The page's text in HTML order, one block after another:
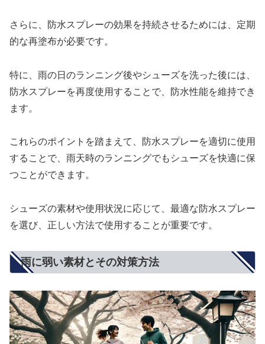
さらに、防水スプレーの効果を持続させるためには、定期
的な再塗布が必要です。
特に、雨の日のランニング後やシューズを洗った後には、
防水スプレーを再度使用することで、防水性能を維持でき
ます。
これらのポイントを踏まえて、防水スプレーを適切に使用
することで、雨天時のランニングでもシューズを快適に保
つことができます。
シューズの素材や使用状況に応じて、最適な防水スプレー
を選び、正しい方法で使用することが重要です。
雨に弱い素材とその対策方法